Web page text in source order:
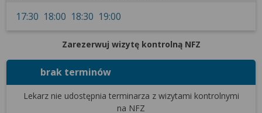
17:30 18:00 18:30 19:00
Zarezerwuj wizytę kontrolną NFZ
brak terminów
Lekarz nie udostępnia terminarza z wizytami kontrolnymi
na NFZ
udostępniania funkcji mediów społecznościowych.
Kliknij „Akceptuję i przechodzę do serwisu”, aby
wyrazić zgodę na przetwarzanie przez nas i
naszych partnerów Twoich danych w
Pamiętaj, że wyrażenie zgody jest dobrowolne, a